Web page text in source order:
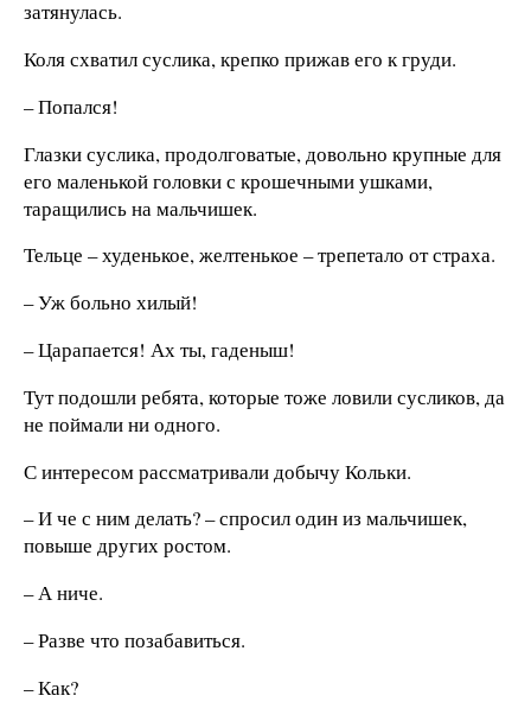
затянулась.
Коля схватил суслика, крепко прижав его к груди.
– Попался!
Глазки суслика, продолговатые, довольно крупные для
его маленькой головки с крошечными ушками,
таращились на мальчишек.
Тельце – худенькое, желтенькое – трепетало от страха.
– Уж больно хилый!
– Царапается! Ах ты, гаденыш!
Тут подошли ребята, которые тоже ловили сусликов, да
не поймали ни одного.
С интересом рассматривали добычу Кольки.
– И че с ним делать? – спросил один из мальчишек,
повыше других ростом.
– А ниче.
– Разве что позабавиться.
– Как?